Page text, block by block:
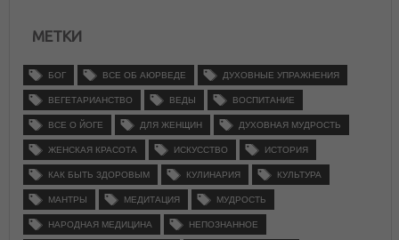
МЕТКИ
БОГ ВСЕ ОБ АЮРВЕДЕ ДУХОВНЫЕ УПРАЖНЕНИЯ
ВЕГЕТАРИАНСТВО ВЕДЫ ВОСПИТАНИЕ
ВСЕ О ЙОГЕ ДЛЯ ЖЕНЩИН ДУХОВНАЯ МУДРОСТЬ
ЖЕНСКАЯ КРАСОТА ИСКУССТВО ИСТОРИЯ
КАК БЫТЬ ЗДОРОВЫМ КУЛИНАРИЯ КУЛЬТУРА
МАНТРЫ МЕДИТАЦИЯ МУДРОСТЬ
НАРОДНАЯ МЕДИЦИНА НЕПОЗНАННОЕ